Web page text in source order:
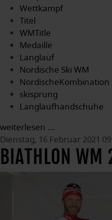
Wettkampf
Titel
WMTitle
Medaille
Langlauf
Nordische Ski WM
NordischeKombination
skisprung
Langlaufhandschuhe
weiterlesen ...
Dienstag, 16 Februar 2021
BIATHLON